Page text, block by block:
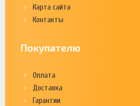
Карта сайта
Контакты
Покупателю
Оплата
Доставка
Гарантии